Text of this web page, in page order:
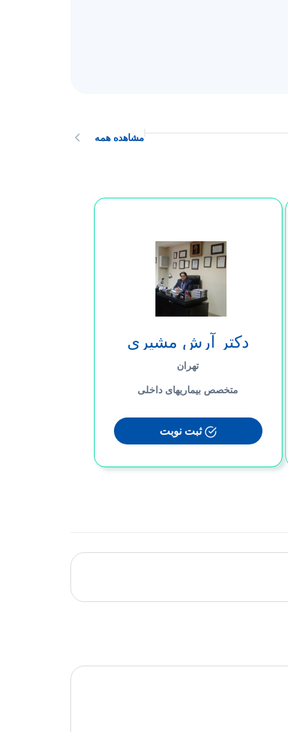
مشاهده همه
دکتر آرش مشیری
تهران
متخصص بیماریهای داخلی
ثبت نوبت